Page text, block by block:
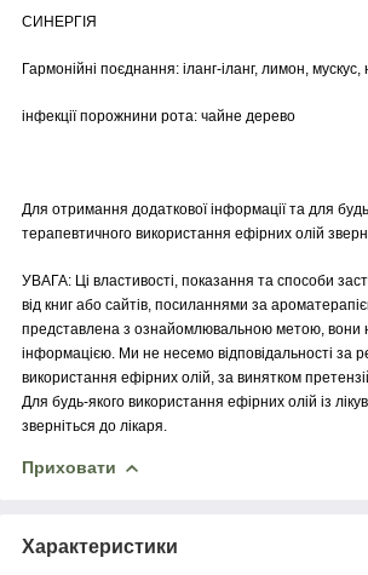
СИНЕРГІЯ
Гармонійні поєднання: іланг-іланг, лимон,
інфекції порожнини рота: чайне дерево
Для отримання додаткової інформації та для
терапевтичного використання ефірних олій
УВАГА: Ці властивості, показання та способи
від книг або сайтів, посиланнями за
представлена з ознайомлювальною метою, вони
інформацією. Ми не несемо відповідальності за
використання ефірних олій, за винятком
Для будь-якого використання ефірних олій із
зверніться до лікаря.
Приховати
Характеристики